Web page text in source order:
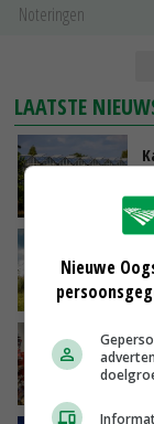
Noteringen
LAATSTE
Nieuwe